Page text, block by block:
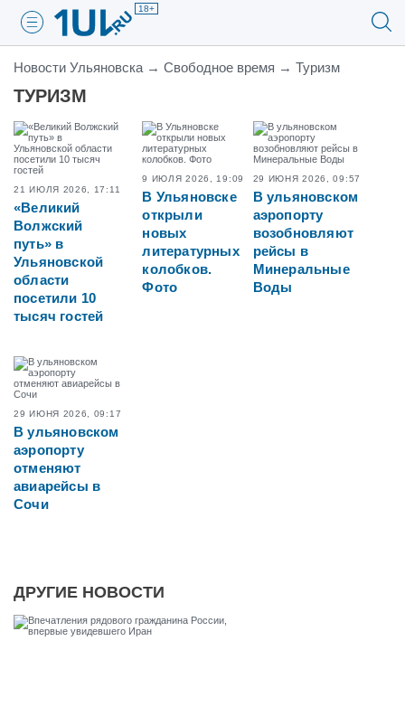
18+
Новости Ульяновска → Свободное время → Туризм
ТУРИЗМ
21 ИЮЛЯ 2026, 17:11
«Великий
Волжский
путь» в
Ульяновской
области
посетили 10
тысяч гостей
9 ИЮЛЯ 2026, 19:09
В Ульяновске
открыли
новых
литературных
колобков.
Фото
29 ИЮНЯ 2026, 09:57
В ульяновском
аэропорту
возобновляют
рейсы в
Минеральные
Воды
29 ИЮНЯ 2026, 09:17
В ульяновском
аэропорту
отменяют
авиарейсы в
Сочи
ДРУГИЕ НОВОСТИ